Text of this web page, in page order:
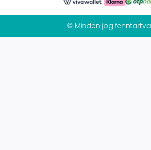
© Minden jog fenntartva